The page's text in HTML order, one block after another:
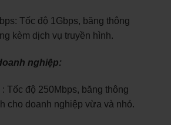
Tốc độ 1Gbps, băng thông
kèm dịch vụ truyền hình.
nghiệp:
Tốc độ 250Mbps, băng thông
cho doanh nghiệp vừa và nhỏ.